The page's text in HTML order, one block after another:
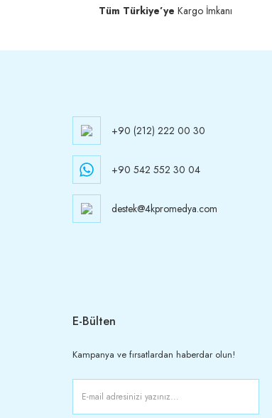
Tüm Türkiye’ye Kargo İmkanı
+90 (212) 222 00 30
+90 542 552 30 04
destek@4kpromedya.com
E-Bülten
Kampanya ve fırsatlardan haberdar olun!